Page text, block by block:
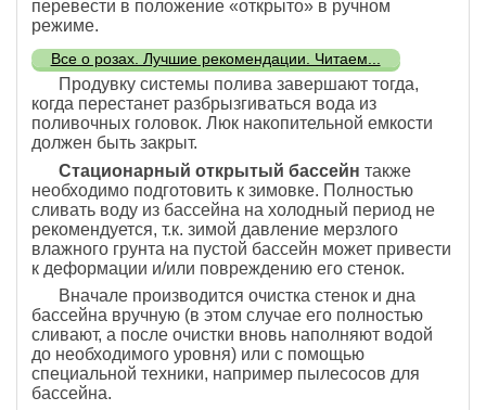
перевести в положение «открыто» в ручном
режиме.
Все о розах. Лучшие рекомендации. Читаем...
Продувку системы полива завершают тогда,
когда перестанет разбрызгиваться вода из
поливочных головок. Люк накопительной емкости
должен быть закрыт.
Стационарный открытый бассейн также
необходимо подготовить к зимовке. Полностью
сливать воду из бассейна на холодный период не
рекомендуется, т.к. зимой давление мерзлого
влажного грунта на пустой бассейн может привести
к деформации и/или повреждению его стенок.
Вначале производится очистка стенок и дна
бассейна вручную (в этом случае его полностью
сливают, а после очистки вновь наполняют водой
до необходимого уровня) или с помощью
специальной техники, например пылесосов для
бассейна.